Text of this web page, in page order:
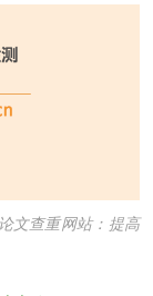
文查重网站：提高